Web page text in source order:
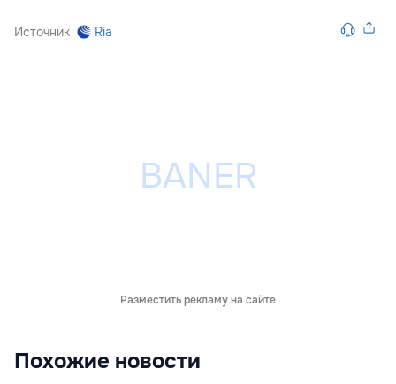
Источник Ria
Разместить рекламу на сайте
Похожие новости